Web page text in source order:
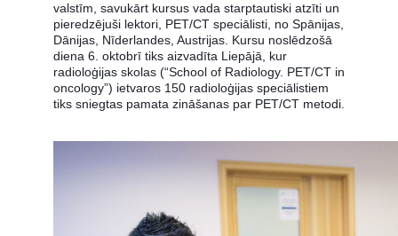
valstīm, savukārt kursus vada starptautiski atzīti un
pieredzējuši lektori, PET/CT speciālisti, no Spānijas,
Dānijas, Nīderlandes, Austrijas. Kursu noslēdzošā
diena 6. oktobrī tiks aizvadīta Liepājā, kur
radioloģijas skolas (“School of Radiology. PET/CT in
oncology”) ietvaros 150 radioloģijas speciālistiem
tiks sniegtas pamata zināšanas par PET/CT metodi.